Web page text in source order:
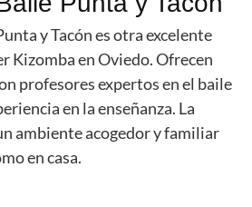
y Tacón es otra excelente
Kizomba en Oviedo. Ofrecen
profesores expertos en el baile
en la enseñanza. La
ambiente acogedor y familiar
en casa.